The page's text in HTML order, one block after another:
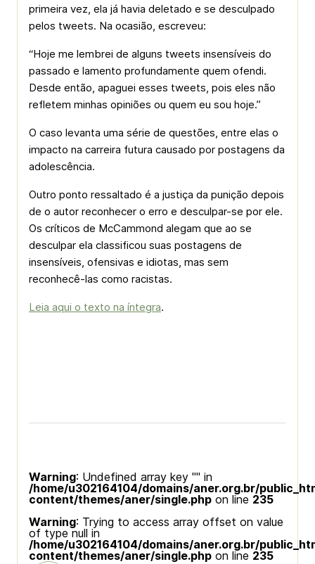
primeira vez, ela já havia deletado e se desculpado
pelos tweets. Na ocasião, escreveu:
“Hoje me lembrei de alguns tweets insensíveis do
passado e lamento profundamente quem ofendi.
Desde então, apaguei esses tweets, pois eles não
refletem minhas opiniões ou quem eu sou hoje.”
O caso levanta uma série de questões, entre elas o
impacto na carreira futura causado por postagens da
adolescência.
Outro ponto ressaltado é a justiça da punição depois
de o autor reconhecer o erro e desculpar-se por ele.
Os críticos de McCammond alegam que ao se
desculpar ela classificou suas postagens de
insensíveis, ofensivas e idiotas, mas sem
reconhecê-las como racistas.
Leia aqui o texto na íntegra.
Warning: Undefined array key "" in
/home/u302164104/domains/aner.org.br/
content/themes/aner/single.php on line 235
Warning: Trying to access array offset on value
of type null in
/home/u302164104/domains/aner.org.br/
content/themes/aner/single.php on line 235